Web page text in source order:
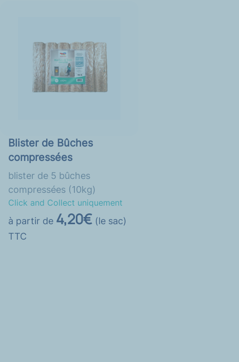
Blister de Bûches
compressées
blister de 5 bûches
compressées (10kg)
Click and Collect uniquement
à partir de 4,20€ (le sac)
TTC